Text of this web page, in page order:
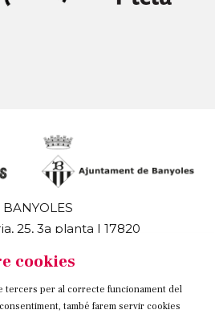
25, 3a planta | 17820
00 50
Ús de Cookies Contacteu
cookies
tercers per al correcte funcionament del
també farem servir cookies